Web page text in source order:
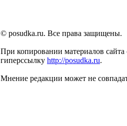
© posudka.ru. Все права защищены.
При копировании материалов сайта
гиперссылку http://posudka.ru.
Мнение редакции может не